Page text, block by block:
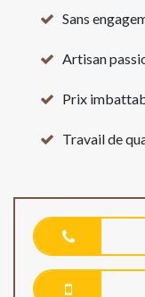
Sans
Artisan
Prix
Travail de